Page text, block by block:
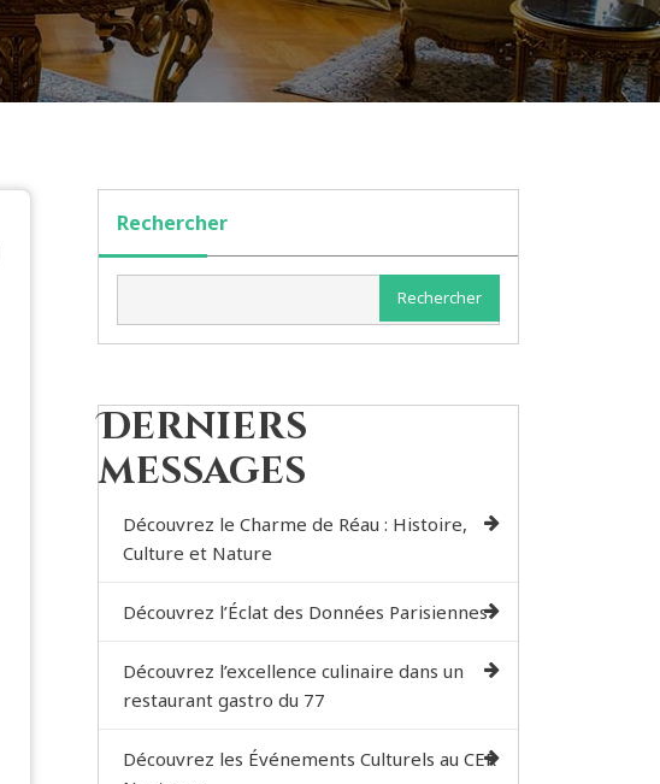
Rechercher
Rechercher
Derniers
messages
Découvrez le Charme de Réau : Histoire,
Culture et Nature
Découvrez l’Éclat des Données Parisiennes
Découvrez l’excellence culinaire dans un
restaurant gastro du 77
Découvrez les Événements Culturels au CER